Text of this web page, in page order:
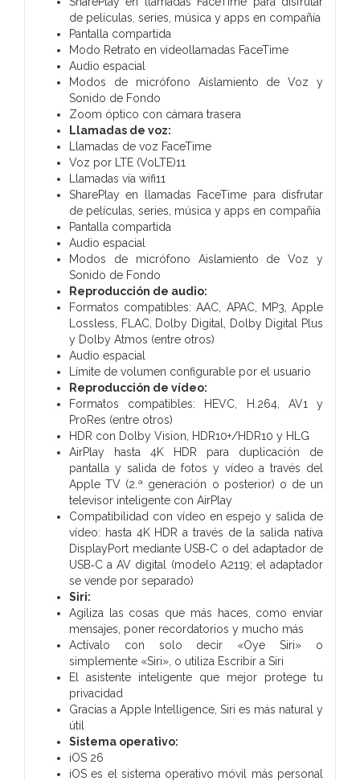
de películas, series, música y apps en compañía
Pantalla compartida
Modo Retrato en videollamadas FaceTime
Audio espacial
Modos de micrófono Aislamiento de Voz y
Sonido de Fondo
Zoom óptico con cámara trasera
Llamadas de voz:
Llamadas de voz FaceTime
Voz por LTE (VoLTE)11
Llamadas vía wifi11
SharePlay en llamadas FaceTime para disfrutar
de películas, series, música y apps en compañía
Pantalla compartida
Audio espacial
Modos de micrófono Aislamiento de Voz y
Sonido de Fondo
Reproducción de audio:
Formatos compatibles: AAC, APAC, MP3, Apple
Lossless, FLAC, Dolby Digital, Dolby Digital Plus
y Dolby Atmos (entre otros)
Audio espacial
Límite de volumen configurable por el usuario
Reproducción de vídeo:
Formatos compatibles: HEVC, H.264, AV1 y
ProRes (entre otros)
HDR con Dolby Vision, HDR10+/HDR10 y HLG
AirPlay hasta 4K HDR para duplicación de
pantalla y salida de fotos y vídeo a través del
Apple TV (2.ª generación o posterior) o de un
televisor inteligente con AirPlay
Compati­bilidad con vídeo en espejo y salida de
vídeo: hasta 4K HDR a través de la salida nativa
DisplayPort mediante USB‑C o del adaptador de
USB‑C a AV digital (modelo A2119; el adaptador
se vende por separado)
Siri:
Agiliza las cosas que más haces, como enviar
mensajes, poner recordatorios y mucho más
Actívalo con solo decir «Oye Siri» o
simplemente «Siri», o utiliza Escribir a Siri
El asistente inteligente que mejor protege tu
privacidad
Gracias a Apple Intelligence, Siri es más natural y
útil
Sistema operativo:
iOS 26
iOS es el sistema operativo móvil más personal